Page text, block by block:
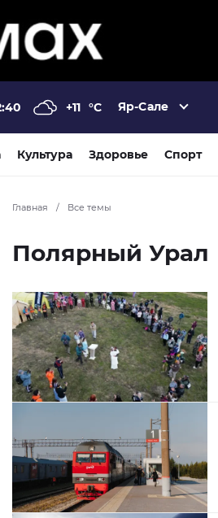
+11 °C Яр-Сале
Культура Здоровье Спорт
Главная / Все темы
Полярный Урал